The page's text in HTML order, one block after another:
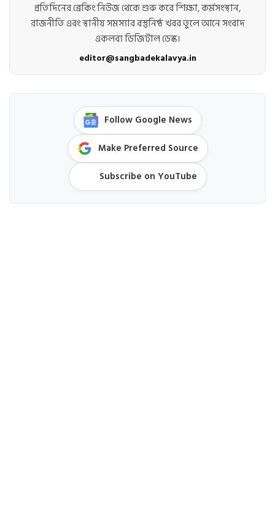
প্রতিদিনের ব্রেকিং নিউজ থেকে শুরু করে শিক্ষা, কর্মসংস্থান,
রাজনীতি এবং স্থানীয় সমস্যার বস্তুনিষ্ঠ খবর তুলে আনে সংবাদ
একলব্য ডিজিটাল ডেস্ক।
editor@sangbadekalavya.in
Follow Google News
Make Preferred Source
Subscribe on YouTube